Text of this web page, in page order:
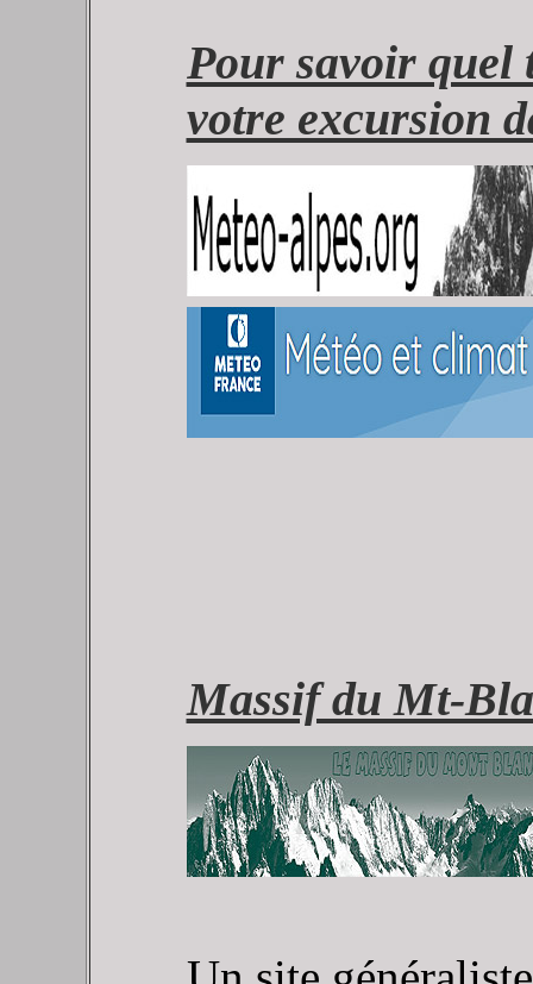
Pour savoir quel
votre excursion
Massif du Mt-